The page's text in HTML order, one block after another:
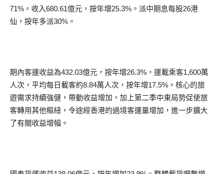
71%。收入680.61億元，按年增25.3%。派中期息每股26港
仙，按年多派30%。
期內客運收益為432.03億元，按年增26.3%，運載乘客1,600萬
人次，平均每日載客約8.84萬人次，按年增17.5%。核心的旅
遊需求持續強健，帶動收益增加，加上第二季中東局勢促使旅
客轉用其他樞紐，令途經香港的過境客運量增加，進一步擴大
了有關收益增幅。